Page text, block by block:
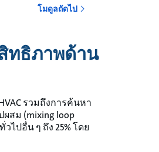
โมดูลถัดไป
ทธิภาพด้าน
รวมถึงการค้นหา
สม (mixing loop
ไปอื่น ๆ ถึง 25% โดย